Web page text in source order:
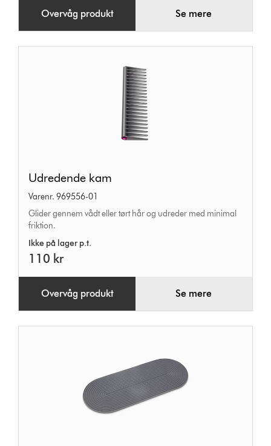
Overvåg produkt Se mere
kam
Udredende kam
Varenr. 969556-01
Glider gennem vådt eller tørt hår og udreder med minimal
friktion.
Ikke på lager p.t.
110 kr
Overvåg produkt Se mere